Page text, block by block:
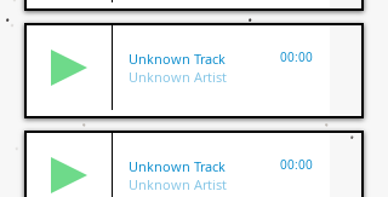
Unknown Track
Unknown Artist
00:00
Unknown Track
Unknown Artist
00:00